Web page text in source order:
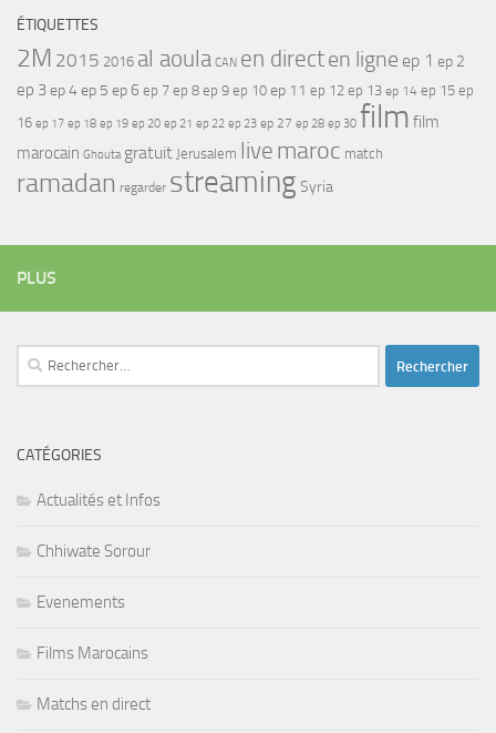
ÉTIQUETTES
2M 2015 2016 al aoula CAN en directen ligne ep 1 ep 2
ep 3ep 4ep 5 ep 6 ep 7 ep 8 ep 9 ep 10 ep 11 ep 12 ep 13 ep 14 ep 15 ep
16 ep 17 ep 18 ep 19 ep 20 ep 21 ep 22 ep 23 ep 27 ep 28 ep 30 film film
marocain Ghouta gratuit Jerusalem live maroc match
ramadan regarder streamingSyria
PLUS
Rechercher :
CATÉGORIES
Actualités et Infos
Chhiwate Sorour
Evenements
Films Marocains
Matchs en direct